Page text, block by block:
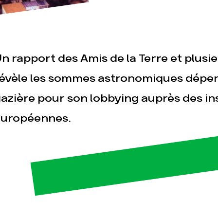
Publications
rapport des Amis de la Terre et
les sommes astronomiques
pour son lobbying auprès des